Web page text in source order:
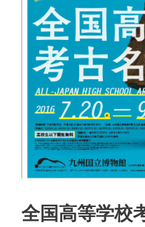
全国高等学校